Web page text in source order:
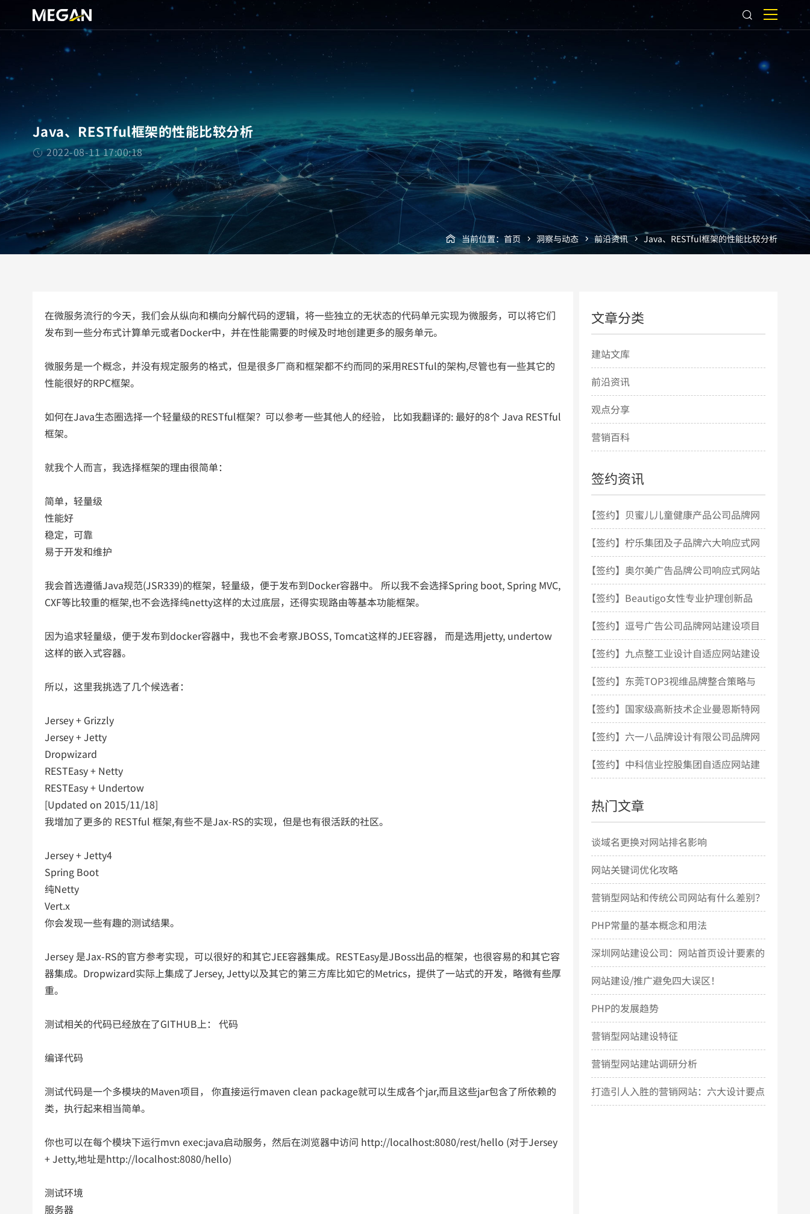
Java、RESTful框架的性能比较分析
2022-08-11 17:00:18
当前位置：首页 洞察与动态 前沿资讯 Java、RESTful框架的性能比较分析
在微服务流行的今天，我们会从纵向和横向分解代码的逻辑，将一些独立的无状态的代码单元实现为微服务，可以将它们
发布到一些分布式计算单元或者Docker中，并在性能需要的时候及时地创建更多的服务单元。
微服务是一个概念，并没有规定服务的格式，但是很多厂商和框架都不约而同的采用RESTful的架构,尽管也有一些其它的
性能很好的RPC框架。
如何在Java生态圈选择一个轻量级的RESTful框架？可以参考一些其他人的经验， 比如我翻译的: 最好的8个 Java RESTful
框架。
就我个人而言，我选择框架的理由很简单：
简单，轻量级
性能好
稳定，可靠
易于开发和维护
我会首选遵循Java规范(JSR339)的框架，轻量级，便于发布到Docker容器中。 所以我不会选择Spring boot, Spring MVC,
CXF等比较重的框架,也不会选择纯netty这样的太过底层，还得实现路由等基本功能框架。
因为追求轻量级，便于发布到docker容器中，我也不会考察JBOSS, Tomcat这样的JEE容器， 而是选用jetty, undertow
这样的嵌入式容器。
所以，这里我挑选了几个候选者：
Jersey + Grizzly
Jersey + Jetty
Dropwizard
RESTEasy + Netty
RESTEasy + Undertow
[Updated on 2015/11/18]
我增加了更多的 RESTful 框架,有些不是Jax-RS的实现，但是也有很活跃的社区。
Jersey + Jetty4
Spring Boot
纯Netty
Vert.x
你会发现一些有趣的测试结果。
Jersey 是Jax-RS的官方参考实现，可以很好的和其它JEE容器集成。RESTEasy是JBoss出品的框架，也很容易的和其它容
器集成。Dropwizard实际上集成了Jersey, Jetty以及其它的第三方库比如它的Metrics，提供了一站式的开发，略微有些厚
重。
测试相关的代码已经放在了GITHUB上： 代码
编译代码
测试代码是一个多模块的Maven项目， 你直接运行maven clean package就可以生成各个jar,而且这些jar包含了所依赖的
类，执行起来相当简单。
你也可以在每个模块下运行mvn exec:java启动服务，然后在浏览器中访问 http://localhost:8080/rest/hello (对于Jersey
+ Jetty,地址是http://localhost:8080/hello)
测试环境
服务器
文章分类
建站文库
前沿资讯
观点分享
营销百科
签约资讯
【签约】贝蜜儿儿童健康产品公司品牌网
站设计项目开发
【签约】柠乐集团及子品牌六大响应式网
站建设项目
【签约】奥尔美广告品牌公司响应式网站
建设项目
【签约】Beautigo女性专业护理创新品
牌网站建设项目
【签约】逗号广告公司品牌网站建设项目
【签约】九点整工业设计自适应网站建设
项目
【签约】东莞TOP3视维品牌整合策略与
设计机构网站建设
【签约】国家级高新技术企业曼恩斯特网
站建设项目
【签约】六一八品牌设计有限公司品牌网
站建设项目
【签约】中科信业控股集团自适应网站建
热门文章
谈域名更换对网站排名影响
网站关键词优化攻略
营销型网站和传统公司网站有什么差别？
PHP常量的基本概念和用法
深圳网站建设公司：网站首页设计要素的
几点简要说明
网站建设/推广避免四大误区！
PHP的发展趋势
营销型网站建设特征
营销型网站建站调研分析
打造引人入胜的营销网站：六大设计要点